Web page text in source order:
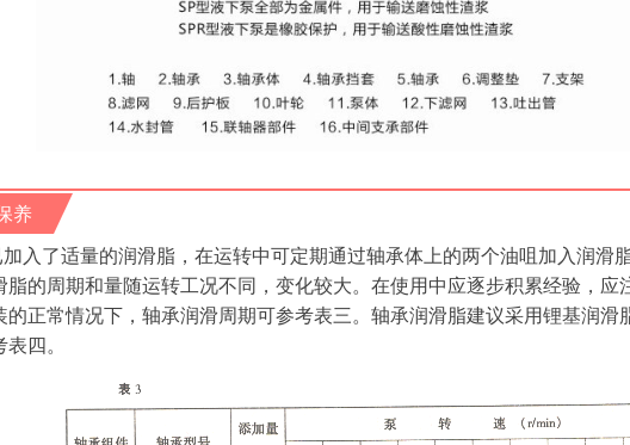
养
入了适量的润滑脂，在运转中可定期通过轴承体上的两个油咀加入润滑
脂的周期和量随运转工况不同，变化较大。在使用中应逐步积累经验，应
正常情况下，轴承润滑周期可参考表三。轴承润滑脂建议采用锂基润滑
四。